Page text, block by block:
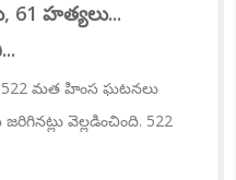
హత్యలు...
మత హింస ఘటనలు
వెల్లడించింది. 522